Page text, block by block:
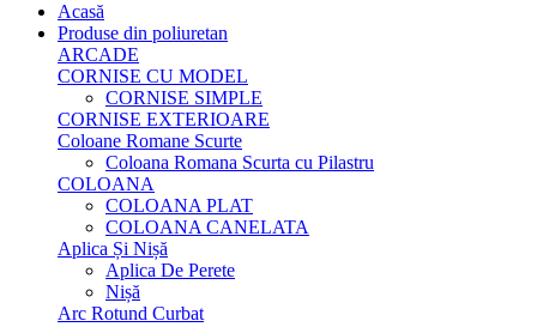
Acasă
Produse din poliuretan
ARCADE
CORNISE CU MODEL
CORNISE SIMPLE
CORNISE EXTERIOARE
Coloane Romane Scurte
Coloana Romana Scurta cu Pilastru
COLOANA
COLOANA PLAT
COLOANA CANELATA
Aplica Și Nișă
Aplica De Perete
Nișă
Arc Rotund Curbat